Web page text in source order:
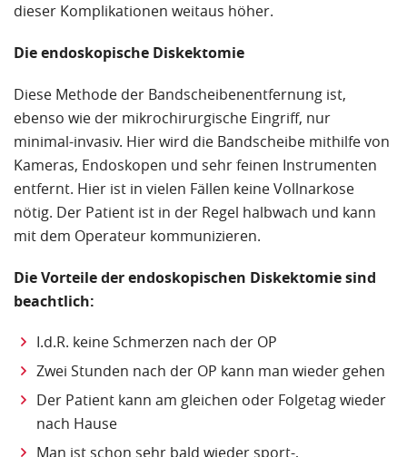
dieser Komplikationen weitaus höher.
Die endoskopische Diskektomie
Diese Methode der Bandscheibenentfernung ist,
ebenso wie der mikrochirurgische Eingriff, nur
minimal-invasiv. Hier wird die Bandscheibe mithilfe von
Kameras, Endoskopen und sehr feinen Instrumenten
entfernt. Hier ist in vielen Fällen keine Vollnarkose
nötig. Der Patient ist in der Regel halbwach und kann
mit dem Operateur kommunizieren.
Die Vorteile der endoskopischen Diskektomie sind
beachtlich:
I.d.R. keine Schmerzen nach der OP
Zwei Stunden nach der OP kann man wieder gehen
Der Patient kann am gleichen oder Folgetag wieder
nach Hause
Man ist schon sehr bald wieder sport-,